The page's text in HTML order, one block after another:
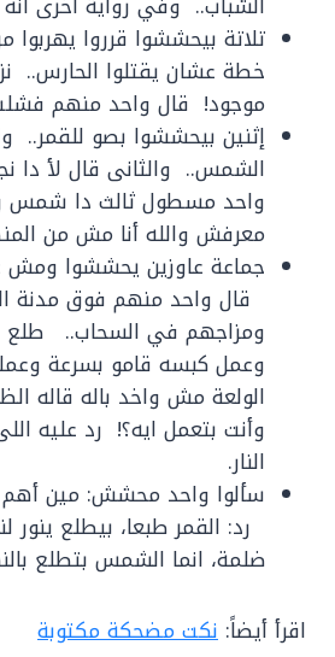
تلاتة بيحششوا قرروا
خطة عشان يقتلوا الحارس..
موجود! قال واحد منهم
إثنين بيحششوا بصو للقمر..
الشمس.. والثانى قال لأ دا
واحد مسطول ثالث دا شمس
معرفش والله أنا مش من
جماعة عاوزين يحششوا ومش
قال واحد منهم فوق مدنة
ومزاجهم في السحاب.. طلع
وعمل كبسه قامو بسرعة
الولعة مش واخد باله قاله
وأنت بتعمل ايه؟! رد عليه
النار.
سألوا واحد محشش: مين أهم
رد: القمر طبعا، بيطلع ينور
ضلمة، انما الشمس بتطلع
اقرأ أيضاً: نكت مضحكة مكتوبة